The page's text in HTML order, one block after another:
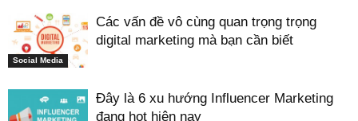
Social Media
Các vấn đề vô cùng quan trọng trọng
digital marketing mà bạn cần biết
Đây là 6 xu hướng Influencer Marketing
đang hot hiện nay